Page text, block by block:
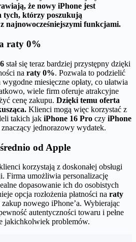
że nowy iPhone jest
tych, którzy poszukują
najnowocześniejszymi funkcjami.
raty 0%
stał się teraz bardziej przystępny dzięki
na raty 0%. Pozwala to podzielić
miesięczne opłaty, co ułatwia
wiele firm oferuje atrakcyjne
cenę zakupu. Dzięki temu oferta
Klienci mogą więc korzystać z
takich jak iPhone 16 Pro czy iPhone
jednorazowy wydatek.
od Apple
korzystają z doskonałej obsługi
Firma umożliwia personalizację
dopasowanie ich do osobistych
opcja rozłożenia płatności na raty
nowego iPhone’a. Wybierając
autentyczności towaru i pełne
jakichkolwiek problemów.